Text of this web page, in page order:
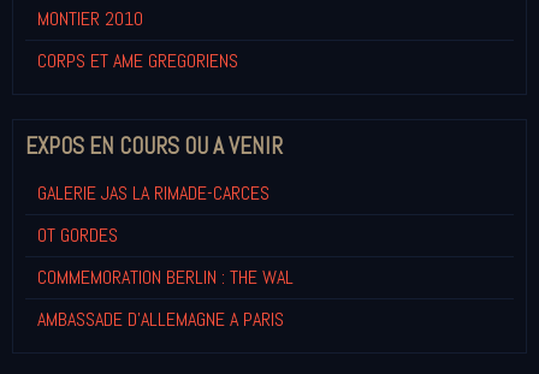
MONTIER 2010
CORPS ET AME GREGORIENS
EXPOS EN COURS OU A VENIR
GALERIE JAS LA RIMADE-CARCES
OT GORDES
COMMEMORATION BERLIN : THE WAL
AMBASSADE D'ALLEMAGNE A PARIS